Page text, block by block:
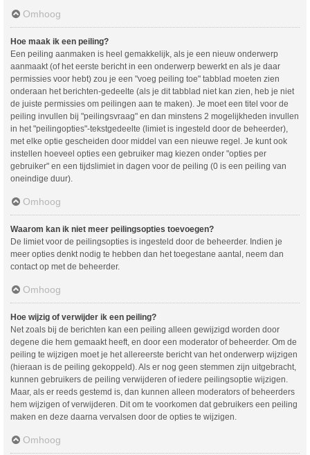
Omhoog
Hoe maak ik een peiling?
Een peiling aanmaken is heel gemakkelijk, als je een nieuw onderwerp
aanmaakt (of het eerste bericht in een onderwerp bewerkt en als je daar
permissies voor hebt) zou je een "voeg peiling toe" tabblad moeten zien
onderaan het berichten-gedeelte (als je dit tabblad niet kan zien, heb je niet
de juiste permissies om peilingen aan te maken). Je moet een titel voor de
peiling invullen bij "peilingsvraag" en dan minstens 2 mogelijkheden invullen
in het "peilingopties"-tekstgedeelte (limiet is ingesteld door de beheerder),
met elke optie gescheiden door middel van een nieuwe regel. Je kunt ook
instellen hoeveel opties een gebruiker mag kiezen onder "opties per
gebruiker" en een tijdslimiet in dagen voor de peiling (0 is een peiling van
oneindige duur).
Omhoog
Waarom kan ik niet meer peilingsopties toevoegen?
De limiet voor de peilingsopties is ingesteld door de beheerder. Indien je
meer opties denkt nodig te hebben dan het toegestane aantal, neem dan
contact op met de beheerder.
Omhoog
Hoe wijzig of verwijder ik een peiling?
Net zoals bij de berichten kan een peiling alleen gewijzigd worden door
degene die hem gemaakt heeft, en door een moderator of beheerder. Om de
peiling te wijzigen moet je het allereerste bericht van het onderwerp wijzigen
(hieraan is de peiling gekoppeld). Als er nog geen stemmen zijn uitgebracht,
kunnen gebruikers de peiling verwijderen of iedere peilingsoptie wijzigen.
Maar, als er reeds gestemd is, dan kunnen alleen moderators of beheerders
hem wijzigen of verwijderen. Dit om te voorkomen dat gebruikers een peiling
maken en deze daarna vervalsen door de opties te wijzigen.
Omhoog